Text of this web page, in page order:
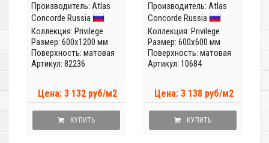
Производитель: Atlas
Concorde Russia
Коллекция: Privilege
Размер: 600x1200 мм
Поверхность: матовая
Артикул: 82236
Цена: 3 132 руб/м2
КУПИТЬ
Производитель: Atlas
Concorde Russia
Коллекция: Privilege
Размер: 600x600 мм
Поверхность: матовая
Артикул: 10684
Цена: 3 138 руб/м2
КУПИТЬ